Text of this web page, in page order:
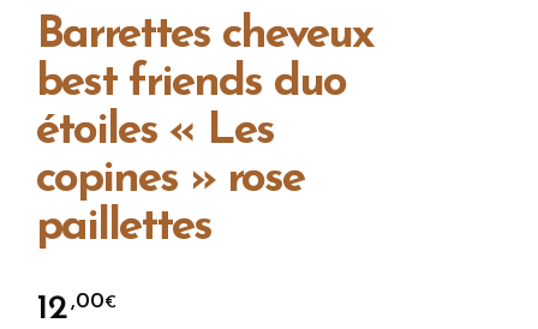
Barrettes cheveux
best friends duo
étoiles « Les
copines » rose
paillettes
12,00€